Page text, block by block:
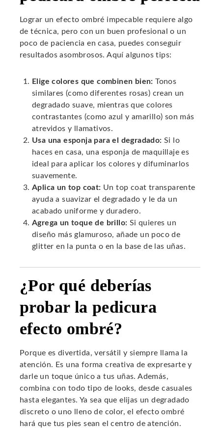
Lograr un efecto ombré impecable requiere algo
de técnica, pero con un buen profesional o un
poco de paciencia en casa, puedes conseguir
resultados asombrosos. Aquí algunos tips:
Elige colores que combinen bien: Tonos
similares (como diferentes rosas) crean un
degradado suave, mientras que colores
contrastantes (como azul y amarillo) son más
atrevidos y llamativos.
Usa una esponja para el degradado: Si lo
haces en casa, una esponja de maquillaje es
ideal para aplicar los colores y difuminarlos
suavemente.
Aplica un top coat: Un top coat transparente
ayuda a suavizar el degradado y le da un
acabado uniforme y duradero.
Agrega un toque de brillo: Si quieres un
diseño más glamuroso, añade un poco de
glitter en la punta o en la base de las uñas.
¿Por qué deberías
probar la pedicura
efecto ombré?
Porque es divertida, versátil y siempre llama la
atención. Es una forma creativa de expresarte y
darle un toque único a tus uñas. Además,
combina con todo tipo de looks, desde casuales
hasta elegantes. Ya sea que elijas un degradado
discreto o uno lleno de color, el efecto ombré
hará que tus pies sean el centro de atención.